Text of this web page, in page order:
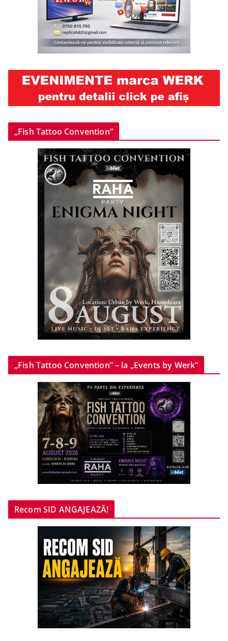
„Fish Tattoo Convention”
„Fish Tattoo Convention” – la „Events by Werk”
Recom SID ANGAJEAZĂ!